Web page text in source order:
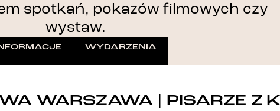
spotkań, pokazów filmowych czy
wystaw.
WYDARZENIA
WARSZAWA | PISARZE Z